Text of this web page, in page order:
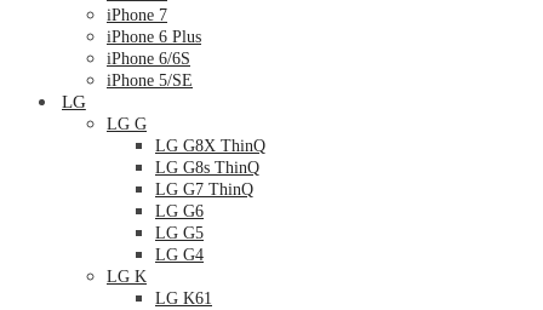
iPhone 7
iPhone 6 Plus
iPhone 6/6S
iPhone 5/SE
LG
LG G
LG G8X ThinQ
LG G8s ThinQ
LG G7 ThinQ
LG G6
LG G5
LG G4
LG K
LG K61